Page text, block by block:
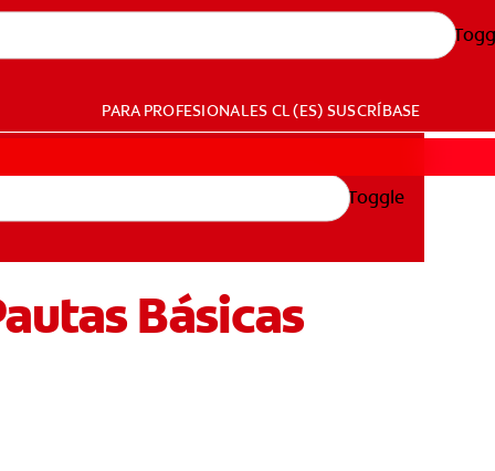
PARA PROFESIONALES CL (ES) SUSCRÍBASE
Toggle
Básicas